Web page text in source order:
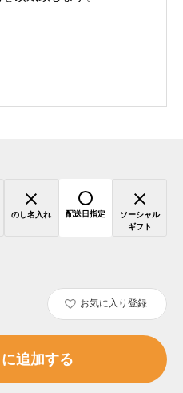
のし名入れ 配送日指定
ソーシャル
ギフト
お気に入り登録